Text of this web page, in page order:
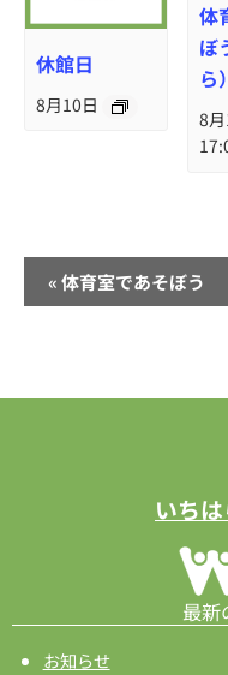
休館日
8月10日
体
ぼ
ら）
8
ベ
ナ
«体育室であそぼう
いち
最新
お知らせ